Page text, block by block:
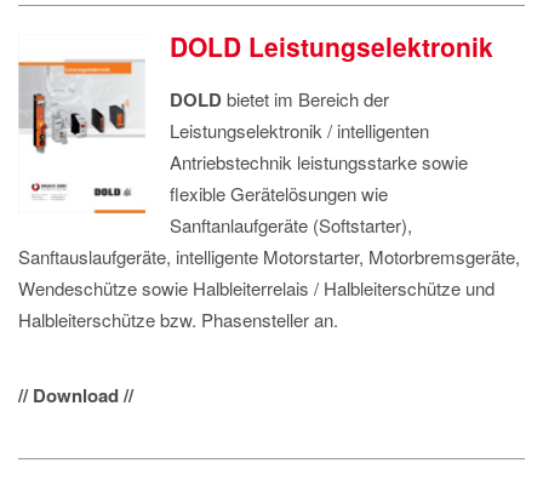
DOLD Leistungselektronik
DOLDbietet im Bereich der
Leistungselektronik / intelligenten
Antriebstechnik leistungsstarke sowie
flexible Gerätelösungen wie
Sanftanlaufgeräte (Softstarter),
Sanftauslaufgeräte, intelligente Motorstarter, Motorbremsgeräte,
Wendeschütze sowie Halbleiterrelais / Halbleiterschütze und
Halbleiterschütze bzw. Phasensteller an.
// Download //